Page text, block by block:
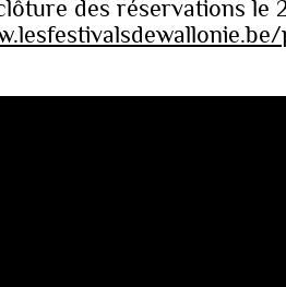
des réservations le